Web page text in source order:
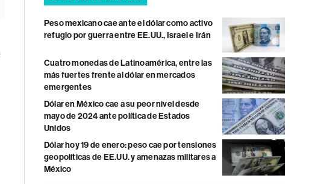
Peso mexicano cae ante el dólar como activo
refugio por guerra entre EE.UU., Israel e Irán
Cuatro monedas de Latinoamérica, entre las
más fuertes frente al dólar en mercados
emergentes
Dólar en México cae a su peor nivel desde
mayo de 2024 ante política de Estados
Unidos
Dólar hoy 19 de enero: peso cae por tensiones
geopolíticas de EE.UU. y amenazas militares a
México